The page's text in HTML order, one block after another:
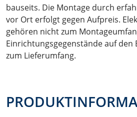
bauseits. Die Montage durch
vor Ort erfolgt gegen Aufpreis.
gehören nicht zum
Einrichtungsgegenstände auf
zum Lieferumfang.